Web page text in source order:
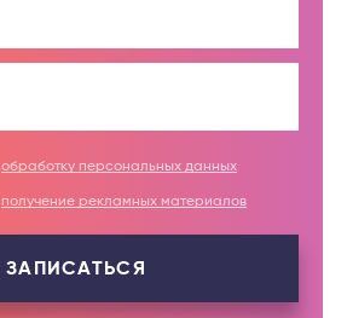
обработку персональных данных
получение рекламных материалов
ЗАПИСАТЬСЯ